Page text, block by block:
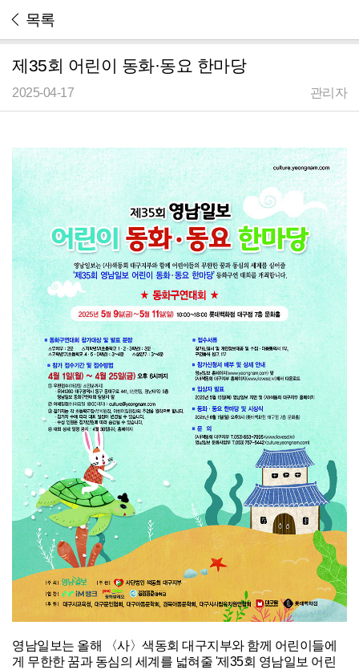
목록
제35회 어린이 동화·동요 한마당
2025-04-17 관리자
영남일보는 올해 〈사〉색동회 대구지부와 함께 어린이들에
게 무한한 꿈과 동심의 세계를 넓혀줄 '제35회 영남일보 어린